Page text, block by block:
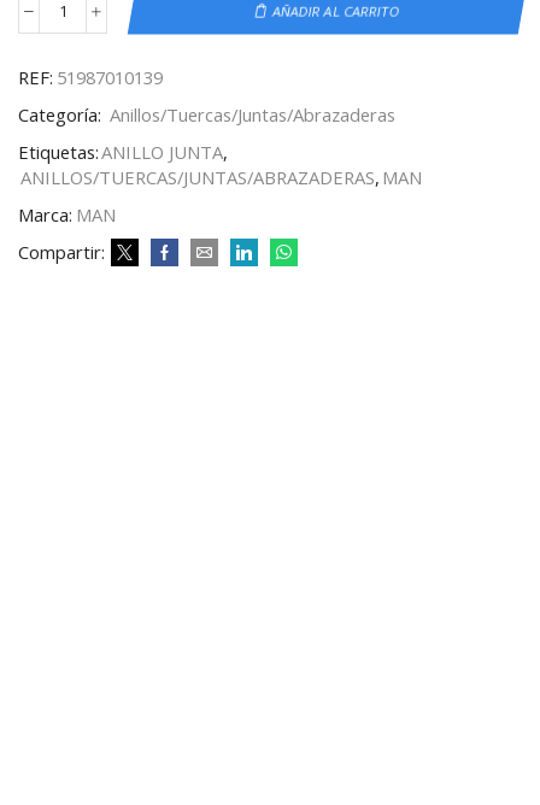
AÑADIR AL CARRITO
REF: 51987010139
Categoría: Anillos/Tuercas/Juntas/Abrazaderas
Etiquetas:ANILLO JUNTA,
ANILLOS/TUERCAS/JUNTAS/ABRAZADERAS, MAN
Marca: MAN
Compartir: